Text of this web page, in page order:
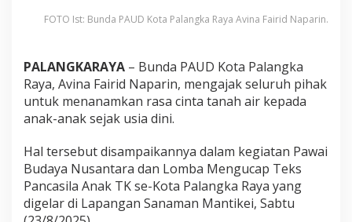
FOTO Ist: Bunda PAUD Kota Palangka Raya Avina Fairid Naparin.
PALANGKARAYA – Bunda PAUD Kota Palangka
Raya, Avina Fairid Naparin, mengajak seluruh pihak
untuk menanamkan rasa cinta tanah air kepada
anak-anak sejak usia dini.
Hal tersebut disampaikannya dalam kegiatan Pawai
Budaya Nusantara dan Lomba Mengucap Teks
Pancasila Anak TK se-Kota Palangka Raya yang
digelar di Lapangan Sanaman Mantikei, Sabtu